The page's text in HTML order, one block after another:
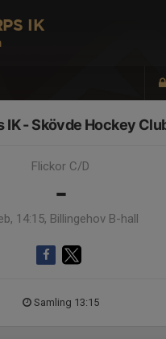
IK
IK - Skövde Hockey
Flickor C/D
-
14:15, Billingehov B-hall
Samling 13:15